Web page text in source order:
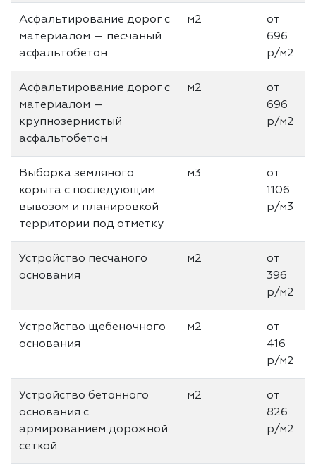
Асфальтирование дорог с
материалом — песчаный
асфальтобетон
м2
от
696
р/м2
Асфальтирование дорог с
материалом —
крупнозерниcтый
асфальтобетон
м2
от
696
р/м2
Выборка земляного
корыта с последующим
вывозом и планировкой
территории под отметку
м3
от
1106
р/м3
Устройство песчаного
основания
м2
от
396
р/м2
Устройство щебеночного
основания
м2
от
416
р/м2
Устройство бетонного
основания с
армированием дорожной
сеткой
м2
от
826
р/м2